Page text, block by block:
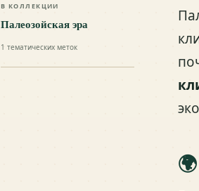
В КОЛЛЕКЦИИ
Палеозойская эра
1 тематических меток